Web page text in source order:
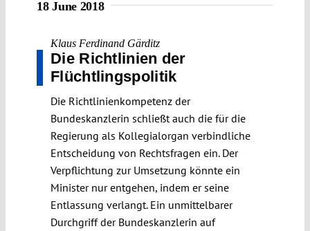
18 June 2018
Klaus Ferdinand Gärditz
Die Richtlinien der
Flüchtlingspolitik
Die Richtlinienkompetenz der
Bundeskanzlerin schließt auch die für die
Regierung als Kollegialorgan verbindliche
Entscheidung von Rechtsfragen ein. Der
Verpflichtung zur Umsetzung könnte ein
Minister nur entgehen, indem er seine
Entlassung verlangt. Ein unmittelbarer
Durchgriff der Bundeskanzlerin auf